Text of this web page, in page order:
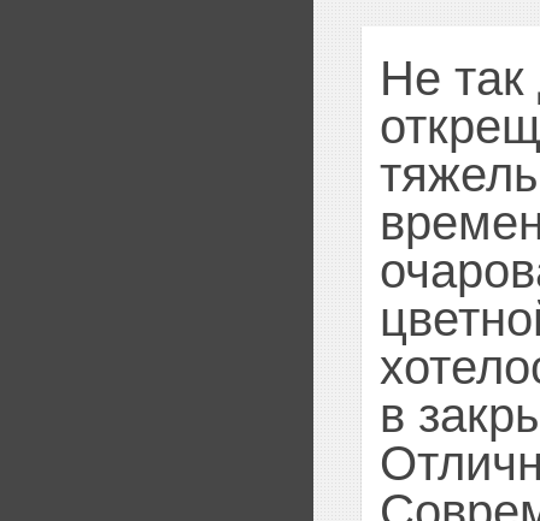
Не так
в